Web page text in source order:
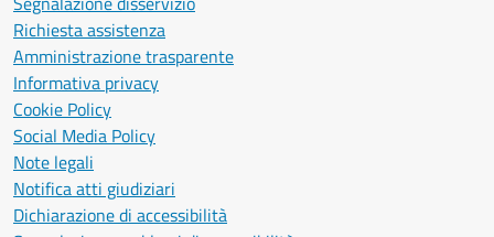
Richiesta assistenza
Amministrazione trasparente
Informativa privacy
Cookie Policy
Social Media Policy
Note legali
Notifica atti giudiziari
Dichiarazione di accessibilità